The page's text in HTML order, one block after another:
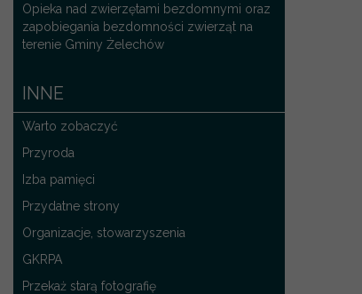
Opieka nad zwierzętami bezdomnymi oraz
zapobiegania bezdomności zwierząt na
terenie Gminy Żelechów
INNE
Warto zobaczyć
Przyroda
Izba pamięci
Przydatne strony
Organizacje, stowarzyszenia
GKRPA
Przekaż starą fotografię